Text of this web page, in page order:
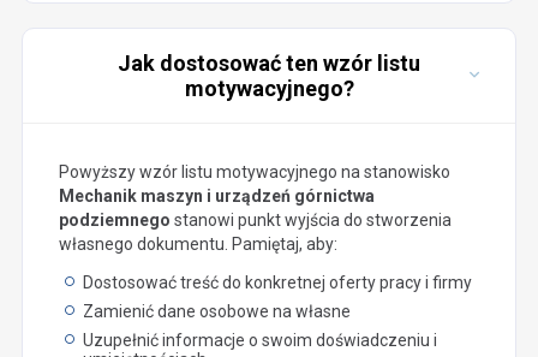
Jak dostosować ten wzór listu
motywacyjnego?
Powyższy wzór listu motywacyjnego na stanowisko
Mechanik maszyn i urządzeń górnictwa
podziemnego stanowi punkt wyjścia do stworzenia
własnego dokumentu. Pamiętaj, aby:
Dostosować treść do konkretnej oferty pracy i firmy
Zamienić dane osobowe na własne
Uzupełnić informacje o swoim doświadczeniu i